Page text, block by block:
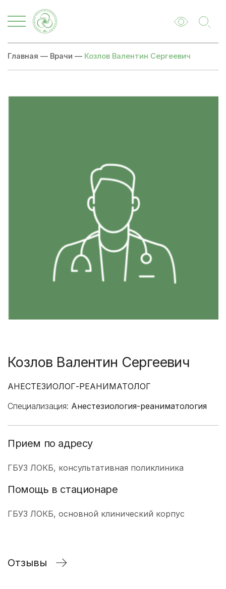
Главная — Врачи — Козлов Валентин Сергеевич
Козлов Валентин Сергеевич
АНЕСТЕЗИОЛОГ-РЕАНИМАТОЛОГ
Специализация: Анестезиология-реаниматология
Прием по адресу
ГБУЗ ЛОКБ, консультативная поликлиника
Помощь в стационаре
ГБУЗ ЛОКБ, основной клинический корпус
Отзывы